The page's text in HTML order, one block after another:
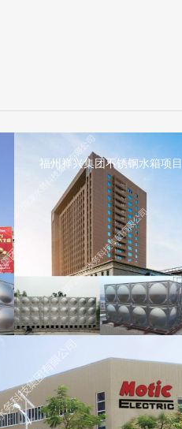
福州祥兴集团不锈钢水箱项目